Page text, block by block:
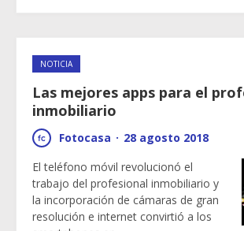
NOTICIA
Las mejores apps para el
inmobiliario
Fotocasa · 28 agosto 2018
El teléfono móvil revolucionó el
trabajo del profesional inmobiliario y
la incorporación de cámaras de gran
resolución e internet convirtió a los